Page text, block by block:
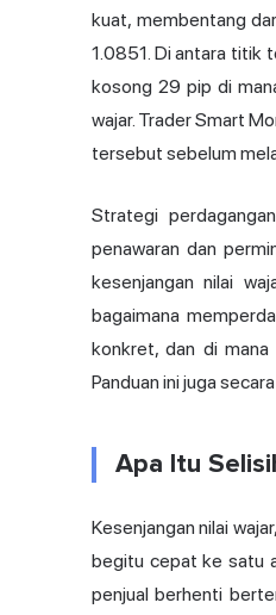
kuat, membentang
1.0851. Di antara titik
kosong 29 pip di
wajar. Trader Smart
tersebut sebelum
Strategi
penawaran dan
kesenjangan nilai
bagaimana
konkret, dan di mana
Panduan ini juga
Apa Itu
Kesenjangan nilai
begitu cepat ke satu
penjual berhenti